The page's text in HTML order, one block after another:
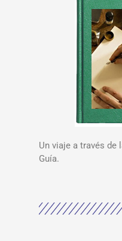
Un viaje a través
Guía.